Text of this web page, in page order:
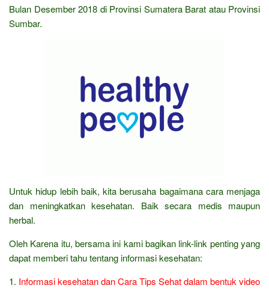
Bulan Desember 2018 di Provinsi Sumatera Barat atau Provinsi
Sumbar.
Untuk hidup lebih baik, kita berusaha bagaimana cara menjaga
dan meningkatkan kesehatan. Baik secara medis maupun
herbal.
Oleh Karena itu, bersama ini kami bagikan link-link penting yang
dapat memberi tahu tentang informasi kesehatan:
1. Informasi kesehatan dan Cara Tips Sehat dalam bentuk video